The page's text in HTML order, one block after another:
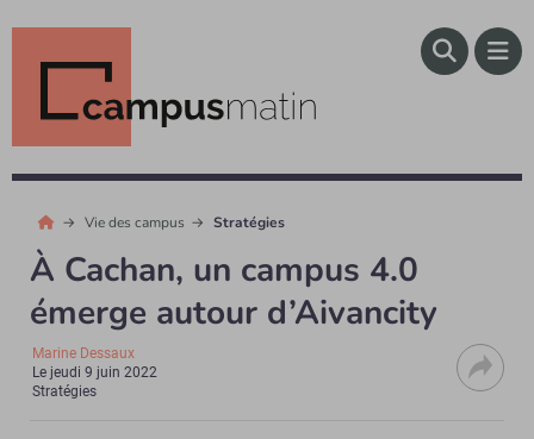
Vie des campus Stratégies
À Cachan, un campus 4.0
émerge autour d’Aivancity
Marine Dessaux
Le jeudi 9 juin 2022
Stratégies